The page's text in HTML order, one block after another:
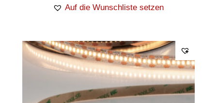
Auf die Wunschliste setzen